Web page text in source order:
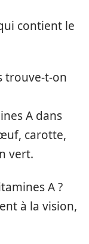
contient le
trouve-t-on
A dans
carotte,
vert.
A ?
à la vision,